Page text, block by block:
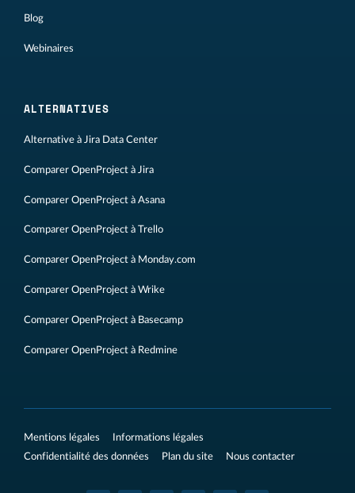
Blog
Webinaires
ALTERNATIVES
Alternative à Jira Data Center
Comparer OpenProject à Jira
Comparer OpenProject à Asana
Comparer OpenProject à Trello
Comparer OpenProject à Monday.com
Comparer OpenProject à Wrike
Comparer OpenProject à Basecamp
Comparer OpenProject à Redmine
Mentions légales
Informations légales
Confidentialité des données
Plan du site Nous contacter